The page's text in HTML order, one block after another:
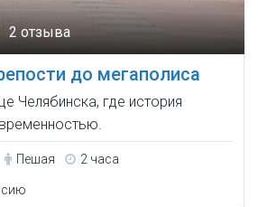
2 отзыва
до мегаполиса
Челябинска, где история
Пешая 2 часа